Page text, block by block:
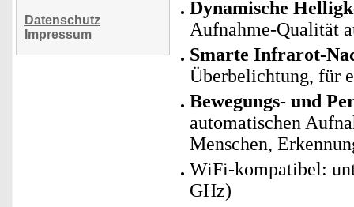
Datenschutz
Impressum
Dynamische
Aufnahme-Qualität
Smarte Infrarot-
Überbelichtung, für
Bewegungs- und
automatischen
Menschen,
WiFi-kompatibel:
GHz)